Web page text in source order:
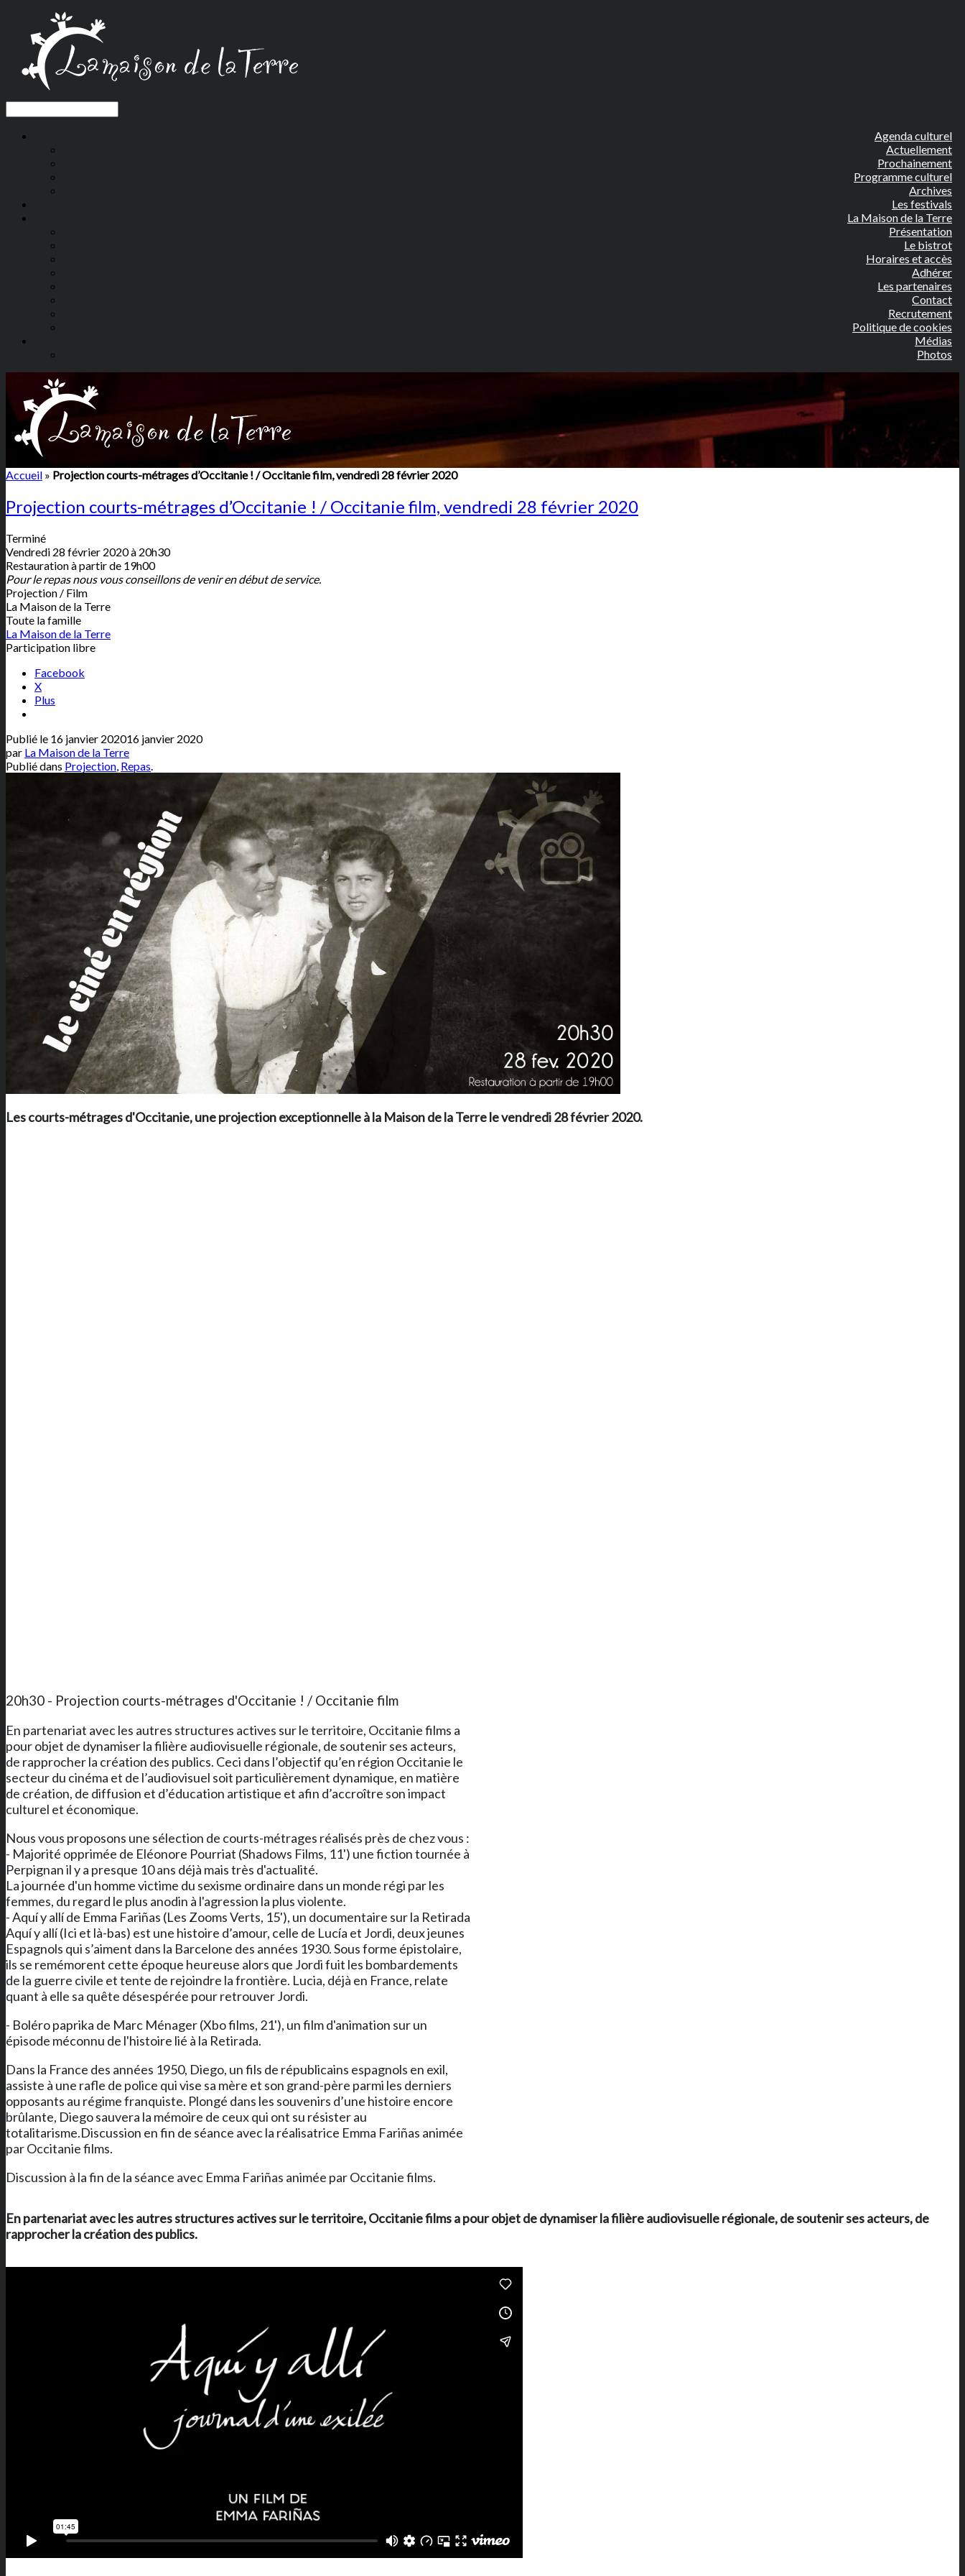
Agenda culturel
Actuellement
Prochainement
Programme culturel
Archives
Les festivals
La Maison de la Terre
Présentation
Le bistrot
Horaires et accès
Adhérer
Les partenaires
Contact
Recrutement
Politique de cookies
Médias
Photos
Accueil » Projection courts-métrages d’Occitanie ! / Occitanie film, vendredi 28 février 2020
Projection courts-métrages d’Occitanie ! / Occitanie film, vendredi 28 février 2020
Terminé
Vendredi 28 février 2020 à 20h30
Restauration à partir de 19h00
Pour le repas nous vous conseillons de venir en début de service.
Projection / Film
La Maison de la Terre
Toute la famille
La Maison de la Terre
Participation libre
Facebook
X
Plus
Publié le 16 janvier 202016 janvier 2020
par La Maison de la Terre
Publié dans Projection, Repas.
Les courts-métrages d'Occitanie, une projection exceptionnelle àla Maison de la Terrele vendredi 28 février 2020.
20h30 - Projection courts-métrages d'Occitanie ! / Occitanie film
En partenariat avec les autres structures actives sur le territoire, Occitanie films a
pour objet de dynamiser la filière audiovisuelle régionale, de soutenir ses acteurs,
de rapprocher la création des publics. Ceci dans l’objectif qu’en région Occitanie le
secteur du cinéma et de l’audiovisuel soit particulièrement dynamique, en matière
de création, de diffusion et d’éducation artistique et afin d’accroître son impact
culturel et économique.
Nous vous proposons une sélection de courts-métrages réalisés près de chez vous :
- Majorité opprimée de Eléonore Pourriat (Shadows Films, 11') une fiction tournée à
Perpignan il y a presque 10 ans déjà mais très d'actualité.
La journée d'un homme victime du sexisme ordinaire dans un monde régi par les
femmes, du regard le plus anodin à l'agression la plus violente.
- Aquí y allí de Emma Fariñas (Les Zooms Verts, 15'), un documentaire sur la Retirada
Aquí y allí (Ici et là-bas) est une histoire d’amour, celle de Lucía et Jordi, deux jeunes
Espagnols qui s’aiment dans la Barcelone des années 1930. Sous forme épistolaire,
ils se remémorent cette époque heureuse alors que Jordi fuit les bombardements
de la guerre civile et tente de rejoindre la frontière. Lucia, déjà en France, relate
quant à elle sa quête désespérée pour retrouver Jordi.
- Boléro paprika de Marc Ménager (Xbo films, 21'), un film d'animation sur un
épisode méconnu de l'histoire lié à la Retirada.
Dans la France des années 1950, Diego, un fils de républicains espagnols en exil,
assiste à une rafle de police qui vise sa mère et son grand-père parmi les derniers
opposants au régime franquiste. Plongé dans les souvenirs d’une histoire encore
brûlante, Diego sauvera la mémoire de ceux qui ont su résister au
totalitarisme.Discussion en fin de séance avec la réalisatrice Emma Fariñas animée
par Occitanie films.
Discussion à la fin de la séance avec Emma Fariñas animée par Occitanie films.
En partenariat avec les autres structures actives sur le territoire, Occitanie films a pour objet de dynamiser la filière audiovisuelle régionale, de soutenir ses acteurs, de
rapprocher la création des publics.